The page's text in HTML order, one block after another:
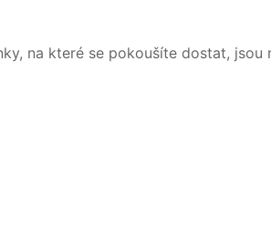
na které se pokoušíte dostat, jsou